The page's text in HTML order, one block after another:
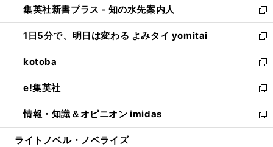
く
ド
ウ
で
開
く
ィ
ン
ド
ウ
で
開
く
い
ウ
ィ
ン
ド
ウ
で
開
く
集英社新書プラス - 知の水先案内人
新
し
い
ウ
ィ
ン
ド
ウ
で
開
1日5分で、明日は変わる よみタイ yomitai
新
し
い
ウ
ィ
ン
ド
ウ
kotoba
新
し
い
ウ
ィ
ン
e!集英社
新
し
い
ウ
情報・知識＆オピニオン imidas
新
し
ライトノベル・ノベライズ